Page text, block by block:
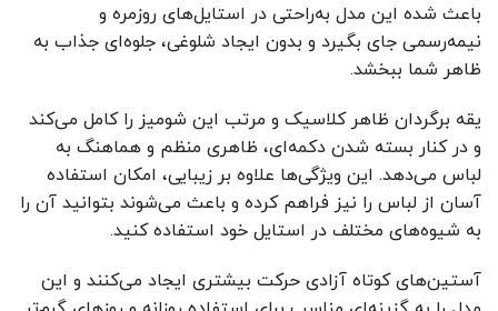
باعث شده این مدل به‌راحتی در استایل‌های روزمره و
نیمه‌رسمی جای بگیرد و بدون ایجاد شلوغی، جلوه‌ای جذاب به
ظاهر شما ببخشد.
یقه برگردان ظاهر کلاسیک و مرتب این شومیز را کامل می‌کند
و در کنار بسته شدن دکمه‌ای، ظاهری منظم و هماهنگ به
لباس می‌دهد. این ویژگی‌ها علاوه بر زیبایی، امکان استفاده
آسان از لباس را نیز فراهم کرده و باعث می‌شوند بتوانید آن را
به شیوه‌های مختلف در استایل خود استفاده کنید.
آستین‌های کوتاه آزادی حرکت بیشتری ایجاد می‌کنند و این